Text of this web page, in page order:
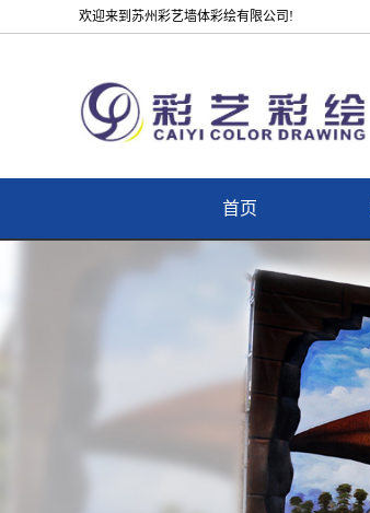
欢迎来到苏州彩艺墙体彩绘有限公司!
首页